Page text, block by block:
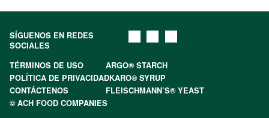
SÍGUENOS EN REDES
SOCIALES
TÉRMINOS DE USO
ARGO® STARCH
POLÍTICA DE PRIVACIDADKARO® SYRUP
CONTÁCTENOS
FLEISCHMANN’S® YEAST
© ACH FOOD COMPANIES